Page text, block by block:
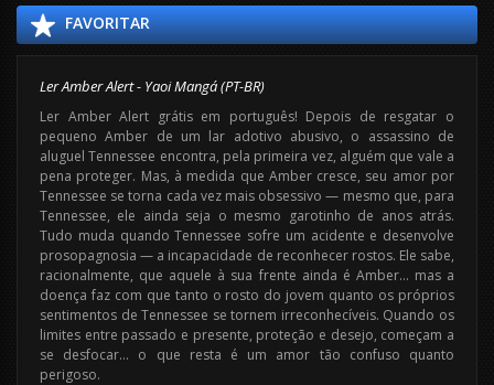
FAVORITAR
Ler Amber Alert - Yaoi Mangá (PT-BR)
Ler Amber Alert grátis em português! Depois de resgatar o
pequeno Amber de um lar adotivo abusivo, o assassino de
aluguel Tennessee encontra, pela primeira vez, alguém que vale a
pena proteger. Mas, à medida que Amber cresce, seu amor por
Tennessee se torna cada vez mais obsessivo — mesmo que, para
Tennessee, ele ainda seja o mesmo garotinho de anos atrás.
Tudo muda quando Tennessee sofre um acidente e desenvolve
prosopagnosia — a incapacidade de reconhecer rostos. Ele sabe,
racionalmente, que aquele à sua frente ainda é Amber… mas a
doença faz com que tanto o rosto do jovem quanto os próprios
sentimentos de Tennessee se tornem irreconhecíveis. Quando os
limites entre passado e presente, proteção e desejo, começam a
se desfocar… o que resta é um amor tão confuso quanto
perigoso.